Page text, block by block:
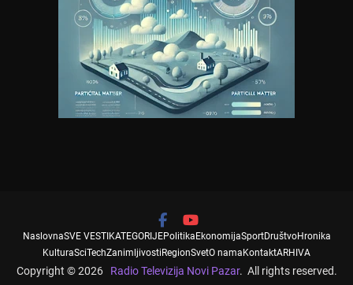
NaslovnaSVE VESTI KATEGORIJEPolitika EkonomijaSportDruštvoHronika
KulturaSciTechZanimljivosti RegionSvetO nama KontaktARHIVA
Copyright © 2026 Radio Televizija Novi Pazar. All rights reserved.